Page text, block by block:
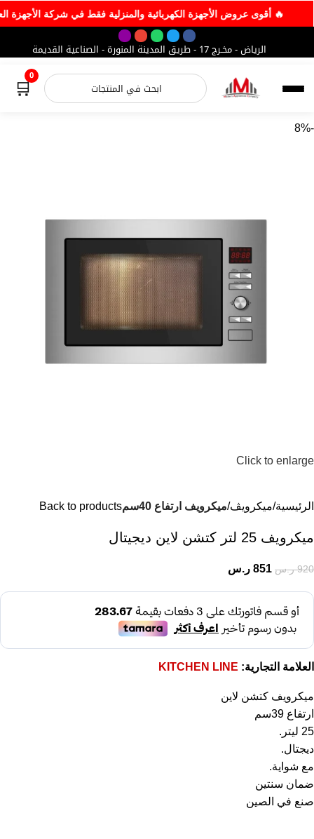
🔥 أقوى عروض الأجهزة الكهربائية والمنزلية فقط في
الرياض - مخـرج 17 - طريق المدينة المنورة - الصناعية القديمة
🛒0
-8%
Click to enlarge
الرئيسية ميكرويڤ ميكرويف ارتفاع 40سم Back to products
ميكرويف 25 لتر كتشن لاين ديجيتال
920 ر.س 851 ر.س
العلامة التجارية: KITCHEN LINE
ميكرويف كتشن لاين
ارتفاع 39سم
25 ليتر.
ديجتال.
مع شواية.
ضمان سنتين
صنع في الصين